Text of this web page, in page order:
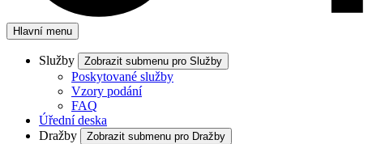
Hlavní menu
Služby Zobrazit submenu pro Služby
Poskytované služby
Vzory podání
FAQ
Úřední deska
Dražby
Zobrazit submenu pro Dražby